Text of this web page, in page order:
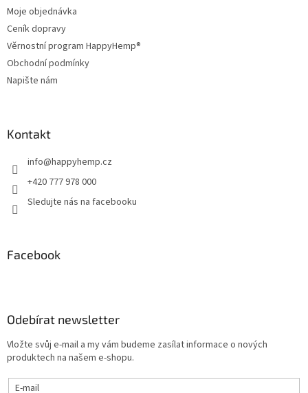
Moje objednávka
Ceník dopravy
Věrnostní program HappyHemp®
Obchodní podmínky
Napište nám
Kontakt
info@happyhemp.cz
+420 777 978 000
Sledujte nás na facebooku
Facebook
Odebírat newsletter
Vložte svůj e-mail a my vám budeme zasílat informace o nových
produktech na našem e-shopu.
E-mail